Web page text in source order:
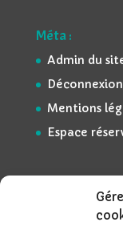
Méta :
Admin du
Déconnexion
Mentions
Espace